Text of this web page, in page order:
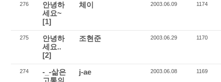
276
안녕하
세요~
[1]
체이 2003.06.09 1174
275
안녕하
세요..
[2]
조현준 2003.06.29 1170
274
-_-삶은
고통의
j-ae 2003.06.08 1169